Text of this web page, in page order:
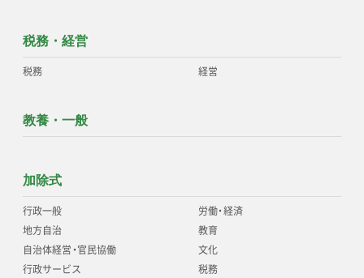
税務・経営
税務 経営
教養・一般
加除式
行政一般
地方自治
自治体経営・官民協働
行政サービス
労働・経済
教育
文化
税務